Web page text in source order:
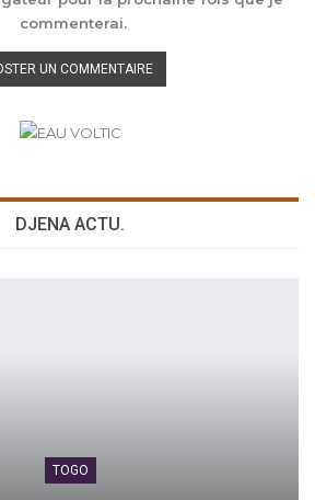
commenterai.
DJENA ACTU.
TOGO